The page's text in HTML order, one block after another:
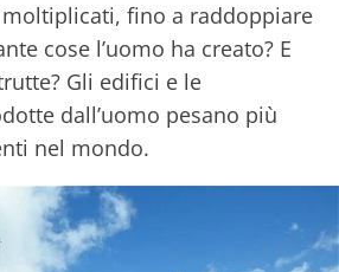
fino a raddoppiare
cose l’uomo ha creato? E
Gli edifici e le
dall’uomo pesano più
nel mondo.